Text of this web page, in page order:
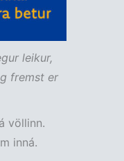
leikur,
fremst er
völlinn.
inná.